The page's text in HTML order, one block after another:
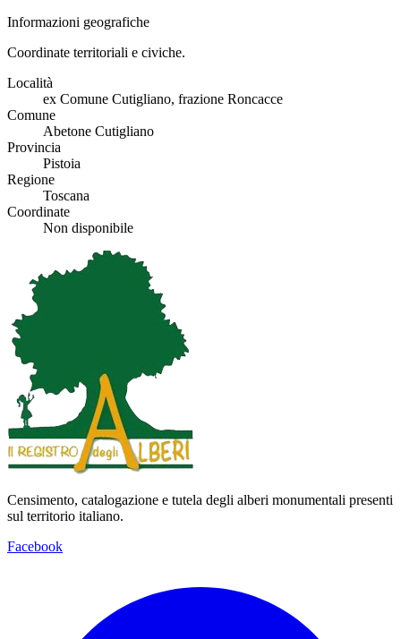
Informazioni geografiche
Coordinate territoriali e civiche.
Località
ex Comune Cutigliano, frazione Roncacce
Comune
Abetone Cutigliano
Provincia
Pistoia
Regione
Toscana
Coordinate
Non disponibile
Censimento, catalogazione e tutela degli alberi monumentali presenti
sul territorio italiano.
Facebook